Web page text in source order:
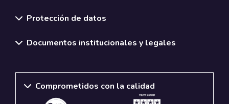
Protección de datos
Documentos institucionales y legales
Comprometidos con la calidad